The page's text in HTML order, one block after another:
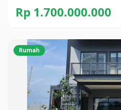
Rp 1.700.000.000
Rumah